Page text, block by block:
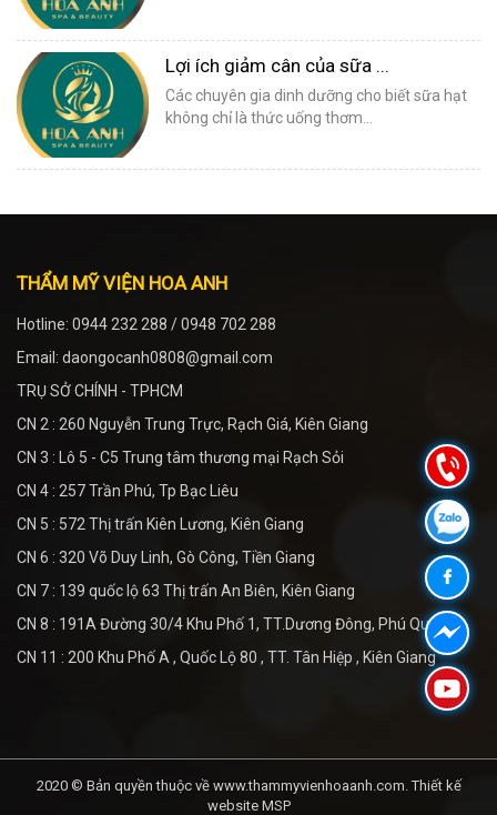
Lợi ích giảm cân của sữa ...
Các chuyên gia dinh dưỡng cho biết sữa hạt
không chỉ là thức uống thơm...
THẨM MỸ VIỆN HOA ANH
Hotline: 0944 232 288 / 0948 702 288
Email: daongocanh0808@gmail.com
TRỤ SỞ CHÍNH - TPHCM
CN 2 : 260 Nguyễn Trung Trực, Rạch Giá, Kiên Giang
CN 3 : Lô 5 - C5 Trung tâm thương mại Rạch Sỏi
CN 4 : 257 Trần Phú, Tp Bạc Liêu
CN 5 : 572 Thị trấn Kiên Lương, Kiên Giang
CN 6 : 320 Võ Duy Linh, Gò Công, Tiền Giang
CN 7 : 139 quốc lộ 63 Thị trấn An Biên, Kiên Giang
CN 8 : 191A Đường 30/4 Khu Phố 1, TT.Dương Đông, Phú Quốc
CN 11 : 200 Khu Phố A , Quốc Lộ 80 , TT. Tân Hiệp , Kiên Giang
2020 © Bản quyền thuộc về www.thammyvienhoaanh.com.Thiết kế
website MSP